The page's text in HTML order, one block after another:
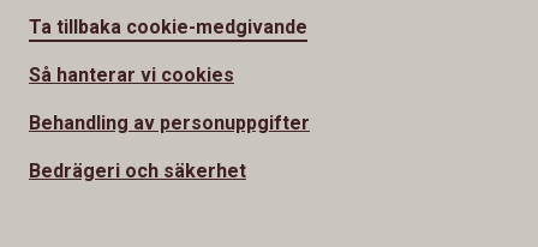
Ta tillbaka cookie-medgivande
Så hanterar vi cookies
Behandling av personuppgifter
Bedrägeri och säkerhet